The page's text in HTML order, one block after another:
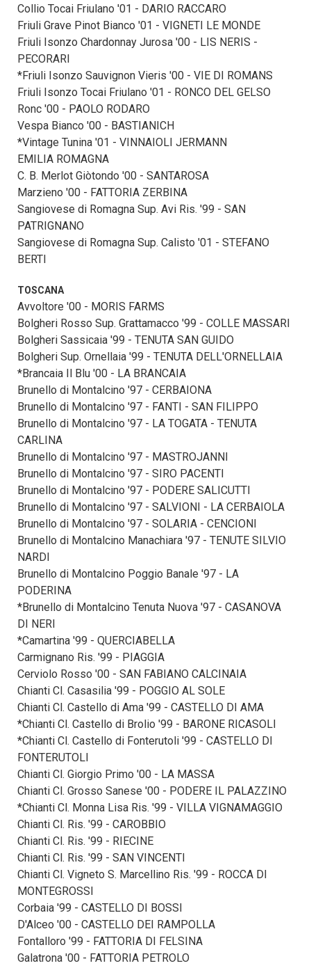
Collio Tocai Friulano '01 - DARIO RACCARO
Friuli Grave Pinot Bianco '01 - VIGNETI LE MONDE
Friuli Isonzo Chardonnay Jurosa '00 - LIS NERIS -
PECORARI
*Friuli Isonzo Sauvignon Vieris '00 - VIE DI ROMANS
Friuli Isonzo Tocai Friulano '01 - RONCO DEL GELSO
Ronc '00 - PAOLO RODARO
Vespa Bianco '00 - BASTIANICH
*Vintage Tunina '01 - VINNAIOLI JERMANN
EMILIA ROMAGNA
C. B. Merlot Giòtondo '00 - SANTAROSA
Marzieno '00 - FATTORIA ZERBINA
Sangiovese di Romagna Sup. Avi Ris. '99 - SAN
PATRIGNANO
Sangiovese di Romagna Sup. Calisto '01 - STEFANO
BERTI
TOSCANA
Avvoltore '00 - MORIS FARMS
Bolgheri Rosso Sup. Grattamacco '99 - COLLE MASSARI
Bolgheri Sassicaia '99 - TENUTA SAN GUIDO
Bolgheri Sup. Ornellaia '99 - TENUTA DELL'ORNELLAIA
*Brancaia Il Blu '00 - LA BRANCAIA
Brunello di Montalcino '97 - CERBAIONA
Brunello di Montalcino '97 - FANTI - SAN FILIPPO
Brunello di Montalcino '97 - LA TOGATA - TENUTA
CARLINA
Brunello di Montalcino '97 - MASTROJANNI
Brunello di Montalcino '97 - SIRO PACENTI
Brunello di Montalcino '97 - PODERE SALICUTTI
Brunello di Montalcino '97 - SALVIONI - LA CERBAIOLA
Brunello di Montalcino '97 - SOLARIA - CENCIONI
Brunello di Montalcino Manachiara '97 - TENUTE SILVIO
NARDI
Brunello di Montalcino Poggio Banale '97 - LA
PODERINA
*Brunello di Montalcino Tenuta Nuova '97 - CASANOVA
DI NERI
*Camartina '99 - QUERCIABELLA
Carmignano Ris. '99 - PIAGGIA
Cerviolo Rosso '00 - SAN FABIANO CALCINAIA
Chianti Cl. Casasilia '99 - POGGIO AL SOLE
Chianti Cl. Castello di Ama '99 - CASTELLO DI AMA
*Chianti Cl. Castello di Brolio '99 - BARONE RICASOLI
*Chianti Cl. Castello di Fonterutoli '99 - CASTELLO DI
FONTERUTOLI
Chianti Cl. Giorgio Primo '00 - LA MASSA
Chianti Cl. Grosso Sanese '00 - PODERE IL PALAZZINO
*Chianti Cl. Monna Lisa Ris. '99 - VILLA VIGNAMAGGIO
Chianti Cl. Ris. '99 - CAROBBIO
Chianti Cl. Ris. '99 - RIECINE
Chianti Cl. Ris. '99 - SAN VINCENTI
Chianti Cl. Vigneto S. Marcellino Ris. '99 - ROCCA DI
MONTEGROSSI
Corbaia '99 - CASTELLO DI BOSSI
D'Alceo '00 - CASTELLO DEI RAMPOLLA
Fontalloro '99 - FATTORIA DI FELSINA
Galatrona '00 - FATTORIA PETROLO